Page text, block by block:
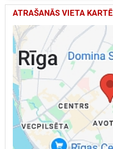
IF.
ATRAŠANĀS VIETA KARTĒ